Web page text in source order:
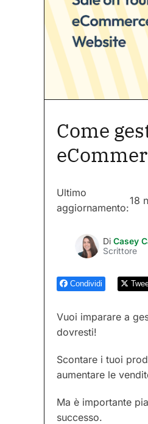
Come
Ultimo
aggiornamento:
18
Di Casey
Scrittore
Condividi
Vuoi imparare a
dovresti!
Scontare i tuoi
aumentare le
Ma è importante
successo.